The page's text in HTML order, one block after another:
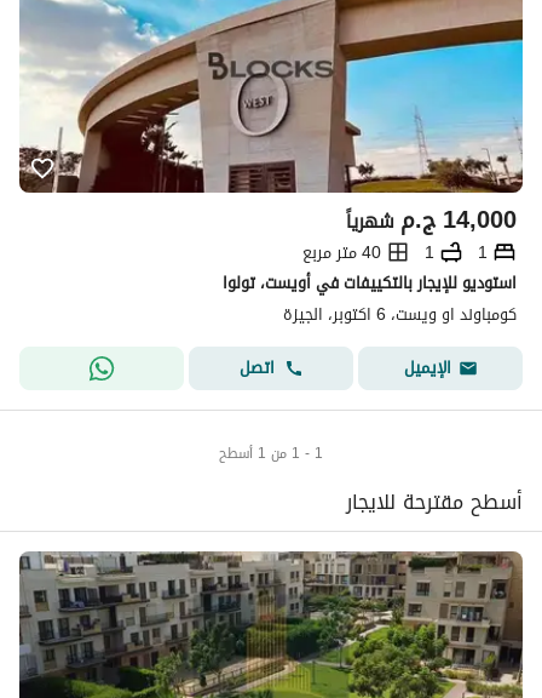
ج.م14,000 شهرياً
1
1
40 متر مربع
استوديو للإيجار بالتكييفات في أويست، تولوا
كومباوند او ويست، 6 اكتوبر، الجيزة
الإيميل
اتصل
1 - 1 من 1 أسطح
أسطح مقترحة للايجار